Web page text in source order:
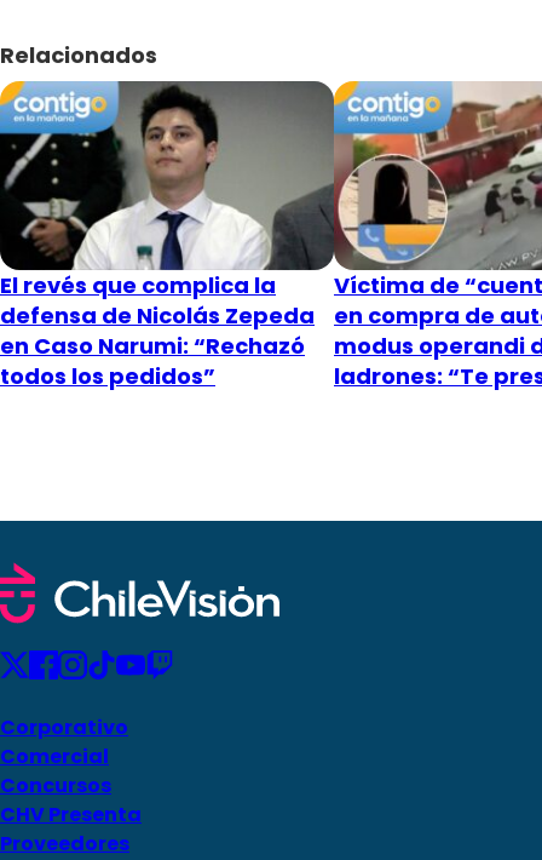
Relacionados
El revés que complica la
defensa de Nicolás Zepeda
en Caso Narumi: “Rechazó
todos los pedidos”
Víctima de
en compra de
modus operandi
ladrones: “Te
Corporativo
Comercial
Concursos
CHV Presenta
Proveedores